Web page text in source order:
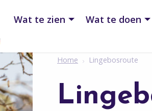
Wat te zien Wat te doen
Home Lingebosroute